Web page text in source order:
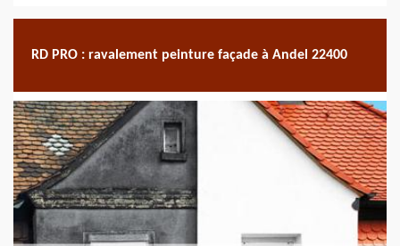
RD PRO : ravalement peinture façade à Andel 22400